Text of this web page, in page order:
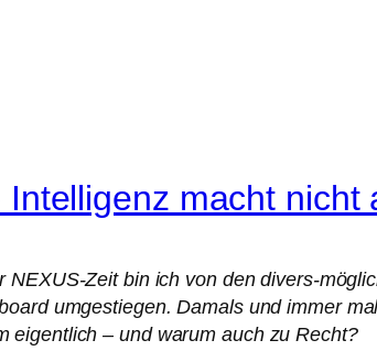
Intelligenz macht
NEXUS-Zeit bin ich von den divers-
umgestiegen. Damals und immer
eigentlich – und warum auch zu Recht?